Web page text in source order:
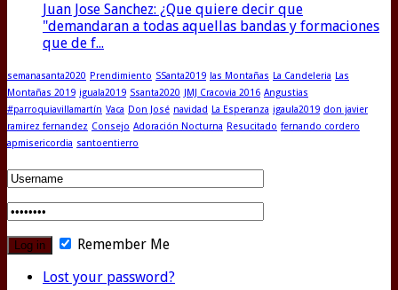
Juan Jose Sanchez: ¿Que quiere decir que
"demandaran a todas aquellas bandas y formaciones
que de f...
semanasanta2020 Prendimiento SSanta2019 las Montañas La Candeleria Las
Montañas 2019 iguala2019 Ssanta2020 JMJ Cracovia 2016 Angustias
#parroquiavillamartín Vaca Don José navidad La Esperanza igaula2019 don javier
ramirez fernandez Consejo Adoración Nocturna Resucitado fernando cordero
apmisericordia santoentierro
Remember Me
Lost your password?